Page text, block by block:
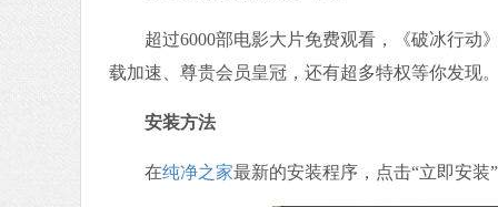
超过6000部电影大片免费观看，《破冰行动
载加速、尊贵会员皇冠，还有超多特权等你发现
安装方法
在纯净之家最新的安装程序，点击“立即安装